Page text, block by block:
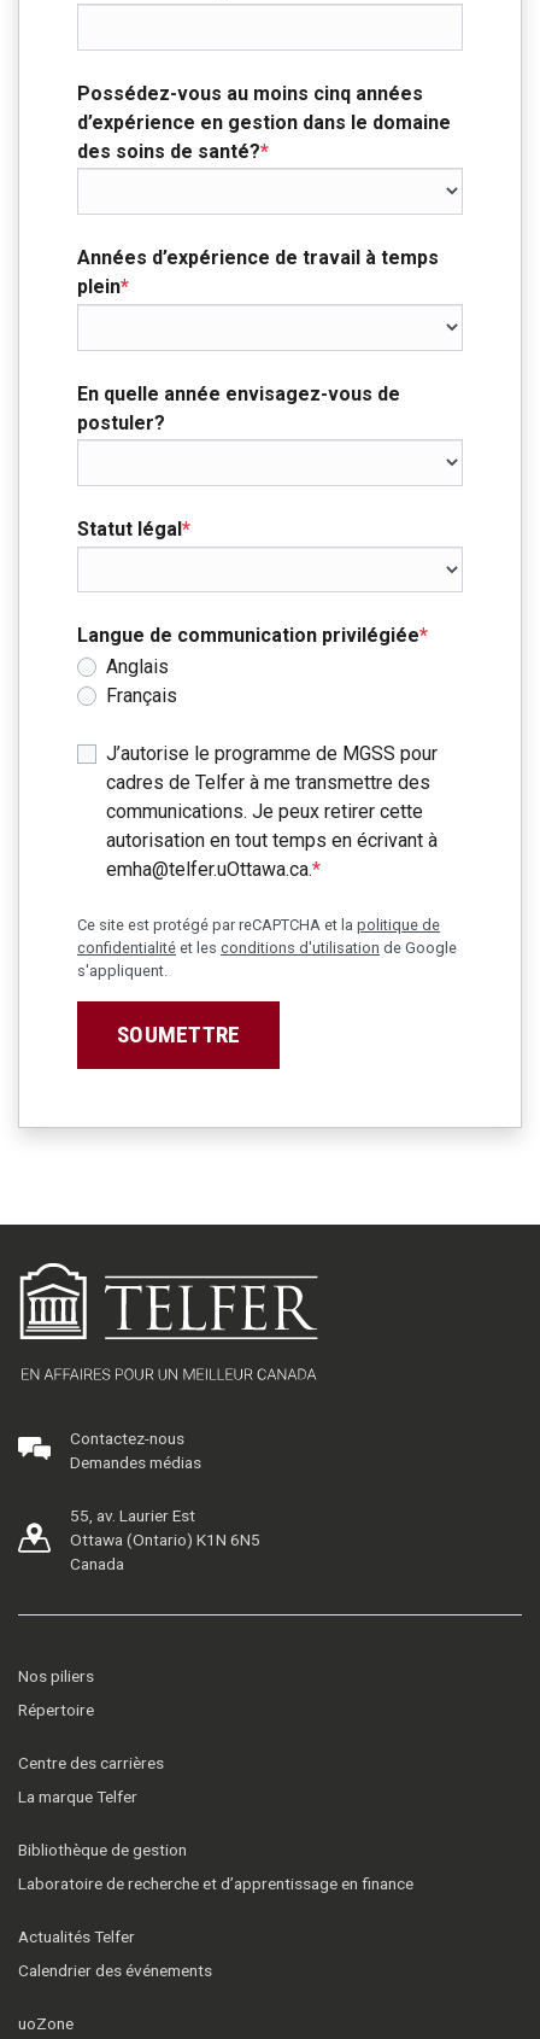
Possédez-vous au moins cinq années
d’expérience en gestion dans le domaine
des soins de santé?*
Années d’expérience de travail à temps
plein*
En quelle année envisagez-vous de
postuler?
Statut légal*
Langue de communication privilégiée*
Anglais
Français
J’autorise le programme de MGSS pour
cadres de Telfer à me transmettre des
communications. Je peux retirer cette
autorisation en tout temps en écrivant à
emha@telfer.uOttawa.ca.*
Ce site est protégé par reCAPTCHA et la politique de
confidentialité et les conditions d'utilisation de Google
s'appliquent.
SOUMETTRE
Contactez-nous
Demandes médias
55, av. Laurier Est
Ottawa (Ontario) K1N 6N5
Canada
Nos piliers
Répertoire
Centre des carrières
La marque Telfer
Bibliothèque de gestion
Laboratoire de recherche et d’apprentissage en finance
Actualités Telfer
Calendrier des événements
uoZone